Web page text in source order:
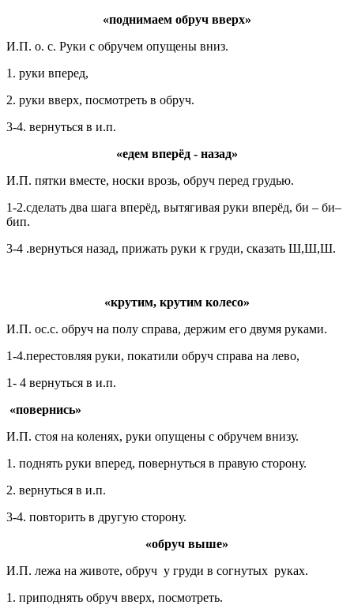
«поднимаем обруч вверх»
И.П. о. с. Руки с обручем опущены вниз.
1. руки вперед,
2. руки вверх, посмотреть в обруч.
3-4. вернуться в и.п.
«едем вперёд - назад»
И.П. пятки вместе, носки врозь, обруч перед грудью.
1-2.сделать два шага вперёд, вытягивая руки вперёд, би – би–
бип.
3-4 .вернуться назад, прижать руки к груди, сказать Ш,Ш,Ш.
«крутим, крутим колесо»
И.П. ос.с. обруч на полу справа, держим его двумя руками.
1-4.перестовляя руки, покатили обруч справа на лево,
1- 4 вернуться в и.п.
«повернись»
И.П. стоя на коленях, руки опущены с обручем внизу.
1. поднять руки вперед, повернуться в правую сторону.
2. вернуться в и.п.
3-4. повторить в другую сторону.
«обруч выше»
И.П. лежа на животе, обруч у груди в согнутых руках.
1. приподнять обруч вверх, посмотреть.